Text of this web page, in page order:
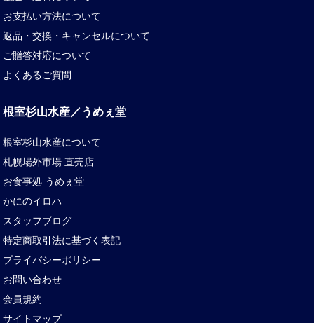
お支払い方法について
返品・交換・キャンセルについて
ご贈答対応について
よくあるご質問
根室杉山水産／うめぇ堂
根室杉山水産について
札幌場外市場 直売店
お食事処 うめぇ堂
かにのイロハ
スタッフブログ
特定商取引法に基づく表記
プライバシーポリシー
お問い合わせ
会員規約
サイトマップ